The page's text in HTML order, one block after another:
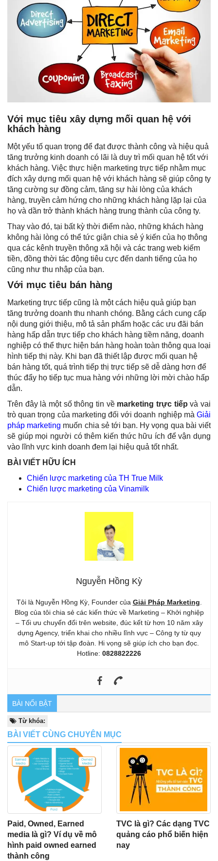
Với mục tiêu xây dựng mối quan hệ với
khách hàng
Một yếu tố quan trọng để đạt được thành công và hiệu quả
tăng trưởng kinh doanh có lãi là duy trì mối quan hệ tốt với
khách hàng. Việc thực hiện marketing trực tiếp nhằm mục
đích xây dựng mối quan hệ với khách hàng sẽ giúp công ty
tăng cường sự đồng cảm, tăng sự hài lòng của khách
hàng, truyền cảm hứng cho những khách hàng lặp lại của
họ và dần trở thành khách hàng trung thành của công ty.
Thay vào đó, tại bất kỳ thời điểm nào, những khách hàng
không hài lòng có thể tức giận chia sẻ ý kiến của họ thông
qua các kênh truyền thông xã hội và các trang web kiếm
tiền, đồng thời tác động tiêu cực đến danh tiếng của họ
cũng như thu nhập của bạn.
Với mục tiêu bán hàng
Marketing trực tiếp cũng là một cách hiệu quả giúp bạn
tăng trưởng doanh thu nhanh chóng. Bằng cách cung cấp
nội dung giới thiệu, mô tả sản phẩm hoặc các ưu đãi bán
hàng hấp dẫn trực tiếp cho khách hàng tiềm năng, doanh
nghiệp có thể thực hiện bán hàng hoàn toàn thông qua loại
hình tiếp thị này. Khi bạn đã thiết lập được mối quan hệ
bán hàng tốt, quá trình tiếp thị trực tiếp sẽ dễ dàng hơn để
thúc đẩy họ tiếp tục mua hàng với những lời mời chào hấp
dẫn.
Trên đây là một số thông tin về marketing trực tiếp và vai
trò quan trọng của marketing đối với doanh nghiệp mà Giải
pháp marketing muốn chia sẻ tới bạn. Hy vọng qua bài viết
sẽ giúp mọi người có thêm kiến thức hữu ích để vận dụng
vào lĩnh vực kinh doanh đem lại hiệu quả tốt nhất.
BÀI VIẾT HỮU ÍCH
Chiến lược marketing của TH True Milk
Chiến lược marketing của Vinamilk
Nguyễn Hồng Kỳ
Tôi là Nguyễn Hồng Kỳ, Founder của Giải Pháp Marketing.
Blog của tôi chia sẻ các kiến thức về Marketing – Khởi nghiệp
– Tối ưu chuyển đổi trên website, đúc kết từ hơn 10 năm xây
dựng Agency, triển khai cho nhiều lĩnh vực – Công ty từ quy
mô Start-up tới tập đoàn. Hi vọng sẽ giúp ích cho bạn đọc.
Hotline: 0828822226
BÀI NỔI BẬT
Từ khóa:
BÀI VIẾT CÙNG CHUYÊN MỤC
Paid, Owned, Earned
media là gì? Ví dụ về mô
hình paid owned earned
thành công
TVC là gì? Các dạng TVC
quảng cáo phổ biến hiện
nay